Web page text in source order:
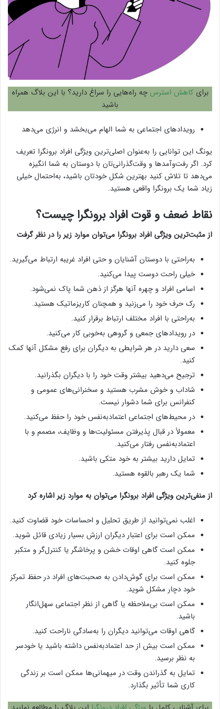
برایکاهش استرس چه راه‌هایی را سراغ دارید؟ با این بلاگ همراه
باشید
رویدادهای اجتماعی به شما الهام می‌بخشد و انرژی می‌دهد
یونگ این توانایی را به‌عنوان اصلی‌ترین ویژگی افراد برونگرا تعریف
کرد. اگر رفت‌وآمدها و وقت‌گذرانی‌تان با دوستان به شما انگیزه
می‌دهد تا تلاش کنید بهترین شکل خودتان باشید، به‌احتمال خیلی
زیاد شما یک برونگرا واقعی هستید.
نقاط ضعف و قوت افراد برونگرا چیست؟
از مثبت‌ترین ویژگی افراد برونگرا می‌توان موارد زیر را در نظر گرفت
به‌راحتی با دوستان آشنایان و حتی افراد غریبه ارتباط می‌گیرید.
خیلی راحت دوست پیدا می‌کنید.
اسامی افراد و چهره آنها هرگز از ذهن شما پاک نمی‌شود.
رک حرف خود را می‌زنید و همچنان کاریزماتیک هستید.
به‌راحتی با افراد مختلف ارتباط برقرار کنید.
در رویدادهای جمعی و گروهی به‌خوبی کار می‌کنید.
سعی دارید در هر شرایطی به دیگران برای رفع مشکل آنها کمک
کنید.
ترجیح می‌دهید بیشتر وقت خود را با دیگران بگذرانید.
شاداب و خوش مشرب هستید و سخنرانی‌های عمومی و
کنفرانس برای شما دشوار نیست.
در محیط‌های اجتماعی اعتمادبه‌نفس خود را حفظ می‌کنید.
معمولاً در قبال پذیرفتن مسئولیت‌ها و وظایف، مصمم و با
اعتمادبه‌نفس رفتار می‌کنید.
تمایل دارید بیشتر به خود متکی باشید.
شما یک رهبر بالقوه هستید.
از منفی‌ترین ویژگی افراد برونگرا می‌توان به موارد زیر اشاره کرد
اغلب نمی‌توانید از طریق تحلیل و احساسات خود قضاوت کنید.
ممکن است برای اعتبار دیگران ارزش بسیار زیادی قائل شوید.
ممکن است گاهی اوقات خشن و پرخاشگر یا کنترل‌گر و متکبر
جلوه کنید.
ممکن است برای گوش‌دادن به صحبت‌های افراد در حفظ تمرکز
خود دچار مشکل شوید.
ممکن است بی‌ملاحظه یا گاهی از نظر اجتماعی سهل‌انگار
باشید.
گاهی اوقات می‌توانید دیگران را به‌سادگی ناراحت کنید.
ممکن است بیش از حد اعتمادبه‌نفس داشته باشید یا خودسر
به نظر برسید.
تمایل به گذراندن وقت در میهمانی‌ها ممکن است بر زندگی
کاری شما تأثیر بگذارد.